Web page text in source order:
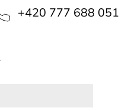
+420 777 688 051